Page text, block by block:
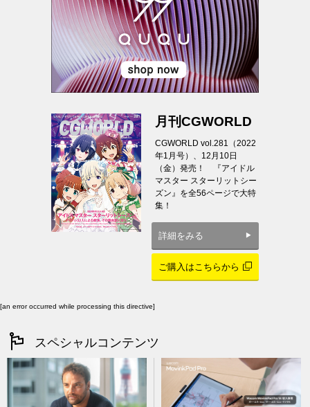
月刊CGWORLD
CGWORLD vol.281（2022
年1月号）、12月10日
（金）発売！ 『アイドル
マスター スターリットシー
ズン』を全56ページで大特
集！
詳細をみる
ご購入はこちらから
[an error occurred while processing this directive]
スペシャルコンテンツ